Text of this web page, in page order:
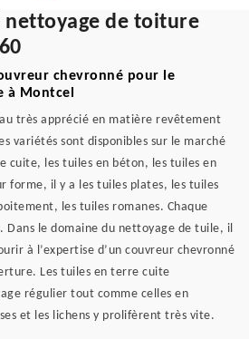
nettoyage de toiture
chevronné pour le
à Montcel
très apprécié en matière revêtement
variétés sont disponibles sur le marché
cuite, les tuiles en béton, les tuiles en
forme, il y a les tuiles plates, les tuiles
les tuiles romanes. Chaque
Dans le domaine du nettoyage de tuile, il
à l’expertise d’un couvreur chevronné
Les tuiles en terre cuite
régulier tout comme celles en
et les lichens y prolifèrent très vite.